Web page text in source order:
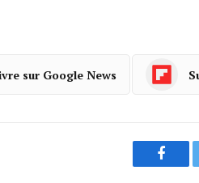
sur Google News